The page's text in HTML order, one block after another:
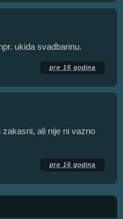
ukida svadbarinu.
pre 16 godina
ali nije ni vazno
pre 16 godina